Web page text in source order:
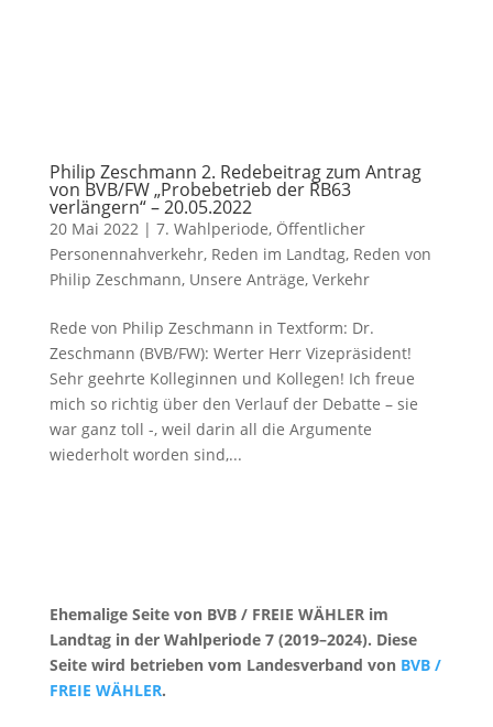
Philip Zeschmann 2. Redebeitrag zum Antrag
von BVB/FW „Probebetrieb der RB63
verlängern“ – 20.05.2022
20 Mai 2022| 7. Wahlperiode, Öffentlicher
Personennahverkehr, Reden im Landtag, Reden von
Philip Zeschmann, Unsere Anträge, Verkehr
Rede von Philip Zeschmann in Textform: Dr.
Zeschmann (BVB/FW): Werter Herr Vizepräsident!
Sehr geehrte Kolleginnen und Kollegen! Ich freue
mich so richtig über den Verlauf der Debatte – sie
war ganz toll -, weil darin all die Argumente
wiederholt worden sind,...
Ehemalige Seite von BVB / FREIE WÄHLER im
Landtag in der Wahlperiode 7 (2019–2024). Diese
Seite wird betrieben vom Landesverband von BVB /
FREIE WÄHLER.